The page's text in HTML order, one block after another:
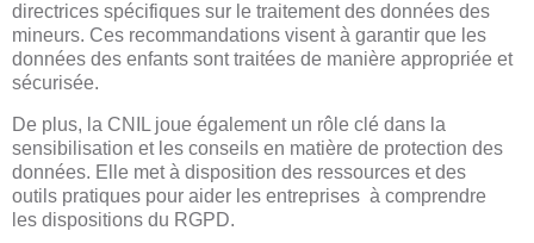
directrices spécifiques sur le traitement des données des
mineurs. Ces recommandations visent à garantir que les
données des enfants sont traitées de manière appropriée et
sécurisée.
De plus, la CNIL joue également un rôle clé dans la
sensibilisation et les conseils en matière de protection des
données. Elle met à disposition des ressources et des
outils pratiques pour aider les entreprises à comprendre
les dispositions du RGPD.